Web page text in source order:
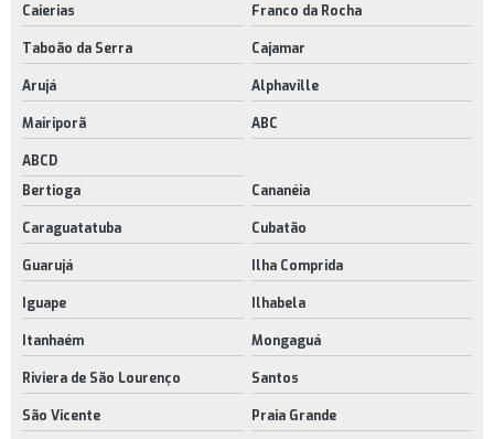
Caierias Franco da Rocha
Taboão da Serra Cajamar
Arujá Alphaville
Mairiporã ABC
ABCD
Bertioga
Cananéia
Caraguatatuba Cubatão
Guarujá Ilha Comprida
Iguape Ilhabela
Itanhaém Mongaguá
Riviera de São Lourenço Santos
São Vicente Praia Grande